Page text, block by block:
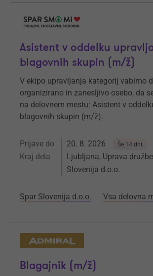
Asistent v oddelku
blagovnih skupin (m/ž)
V ekipo upravljanja kategorij vabimo
organizirano in zanesljivo osebo, da
na delovnem mestu: Asistent v
blagovnih skupin (m/ž).
Prijave do 20. 8. 2026 Še 14 dni
Kraj dela
Ljubljana, Uprava
Slovenija d.o.o.
Spar Slovenija d.o.o. Vsa delovna
Blagajnik (m/ž)